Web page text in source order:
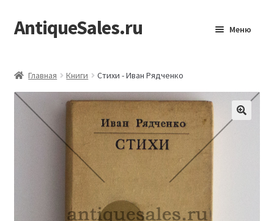
Перейти
к
Перейти
к
AntiqueSales.ru Меню
Главная Книги Стихи - Иван Рядченко